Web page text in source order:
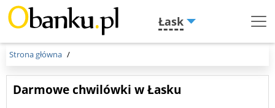
Łask
Menu
Strona główna
Darmowe chwilówki w Łasku